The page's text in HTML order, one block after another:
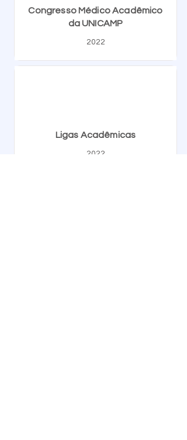
Congresso Médico Acadêmico
da UNICAMP
2022
Ligas Acadêmicas
2022